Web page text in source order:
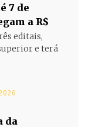
7 de
a R$
editais,
e terá
da